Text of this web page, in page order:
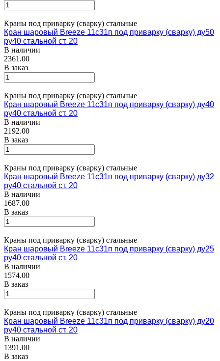
Краны под приварку (сварку) стальные
Кран шаровый Breeze 11с31п под приварку (сварку) ду50
ру40 стальной ст. 20
В наличии
2361.00
В заказ
Краны под приварку (сварку) стальные
Кран шаровый Breeze 11с31п под приварку (сварку) ду40
ру40 стальной ст. 20
В наличии
2192.00
В заказ
Краны под приварку (сварку) стальные
Кран шаровый Breeze 11с31п под приварку (сварку) ду32
ру40 стальной ст. 20
В наличии
1687.00
В заказ
Краны под приварку (сварку) стальные
Кран шаровый Breeze 11с31п под приварку (сварку) ду25
ру40 стальной ст. 20
В наличии
1574.00
В заказ
Краны под приварку (сварку) стальные
Кран шаровый Breeze 11с31п под приварку (сварку) ду20
ру40 стальной ст. 20
В наличии
1391.00
В заказ